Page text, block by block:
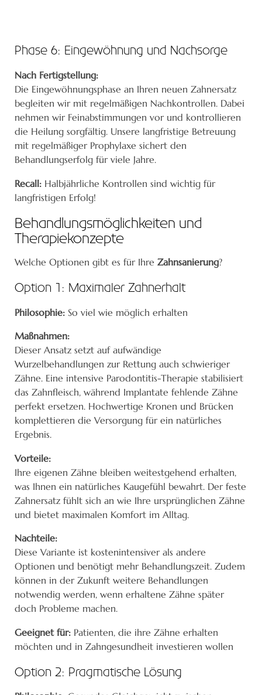
Phase 6: Eingewöhnung und Nachsorge
Nach Fertigstellung:
Die Eingewöhnungsphase an Ihren neuen Zahnersatz
begleiten wir mit regelmäßigen Nachkontrollen. Dabei
nehmen wir Feinabstimmungen vor und kontrollieren
die Heilung sorgfältig. Unsere langfristige Betreuung
mit regelmäßiger Prophylaxe sichert den
Behandlungserfolg für viele Jahre.
Recall: Halbjährliche Kontrollen sind wichtig für
langfristigen Erfolg!
Behandlungsmöglichkeiten und
Therapiekonzepte
Welche Optionen gibt es für IhreZahnsanierung?
Option 1: Maximaler Zahnerhalt
Philosophie: So viel wie möglich erhalten
Maßnahmen:
Dieser Ansatz setzt auf aufwändige
Wurzelbehandlungen zur Rettung auch schwieriger
Zähne. Eine intensive Parodontitis-Therapie stabilisiert
das Zahnfleisch, während Implantate fehlende Zähne
perfekt ersetzen. Hochwertige Kronen und Brücken
komplettieren die Versorgung für ein natürliches
Ergebnis.
Vorteile:
Ihre eigenen Zähne bleiben weitestgehend erhalten,
was Ihnen ein natürliches Kaugefühl bewahrt. Der feste
Zahnersatz fühlt sich an wie Ihre ursprünglichen Zähne
und bietet maximalen Komfort im Alltag.
Nachteile:
Diese Variante ist kostenintensiver als andere
Optionen und benötigt mehr Behandlungszeit. Zudem
können in der Zukunft weitere Behandlungen
notwendig werden, wenn erhaltene Zähne später
doch Probleme machen.
Geeignet für: Patienten, die ihre Zähne erhalten
möchten und in Zahngesundheit investieren wollen
Option 2: Pragmatische Lösung